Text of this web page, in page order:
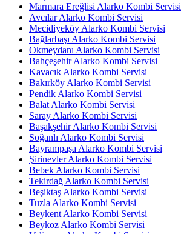
Marmara Ereğlisi Alarko Kombi Servisi
Avcılar Alarko Kombi Servisi
Mecidiyeköy Alarko Kombi Servisi
Bağlarbaşı Alarko Kombi Servisi
Okmeydanı Alarko Kombi Servisi
Bahçeşehir Alarko Kombi Servisi
Kavacık Alarko Kombi Servisi
Bakırköy Alarko Kombi Servisi
Pendik Alarko Kombi Servisi
Balat Alarko Kombi Servisi
Saray Alarko Kombi Servisi
Başakşehir Alarko Kombi Servisi
Soğanlı Alarko Kombi Servisi
Bayrampaşa Alarko Kombi Servisi
Şirinevler Alarko Kombi Servisi
Bebek Alarko Kombi Servisi
Tekirdağ Alarko Kombi Servisi
Beşiktaş Alarko Kombi Servisi
Tuzla Alarko Kombi Servisi
Beykent Alarko Kombi Servisi
Beykoz Alarko Kombi Servisi